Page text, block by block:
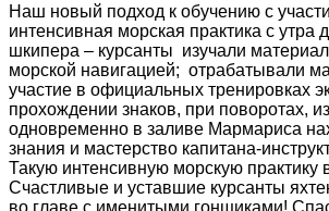
Наш новый подход к обучению с
интенсивная морская практика с
шкипера – курсанты изучали
морской навигацией; отрабатывали
участие в официальных тренировках
прохождении знаков, при поворотах,
одновременно в заливе Мармариса
знания и мастерство капитана-
Такую интенсивную морскую практику
Счастливые и уставшие курсанты
во главе с именитыми гонщиками!